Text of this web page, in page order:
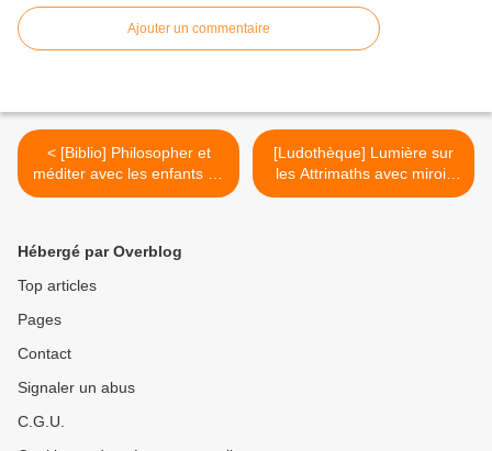
Ajouter un commentaire
< [Biblio] Philosopher et
méditer avec les enfants de
Frédéric Lenoir
[Ludothèque] Lumière sur
les Attrimaths avec miroir
d'angle (Coccinelle
Hébergé par Overblog
Top articles
Pages
Contact
Signaler un abus
C.G.U.